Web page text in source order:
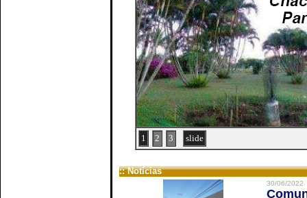
1 2 3 slide
:: Notícias
30/06/2022